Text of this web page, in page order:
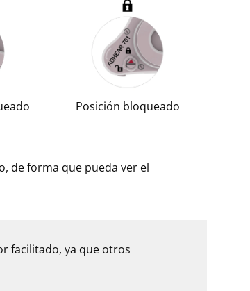
Posición bloqueado
de forma que pueda ver el
facilitado, ya que otros